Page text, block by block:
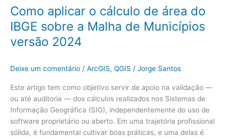
Como aplicar o cálculo de área do
IBGE sobre a Malha de Municípios
versão 2024
Deixe um comentário / ArcGIS, QGIS / Jorge Santos
Este artigo tem como objetivo servir de apoio na validação —
ou até auditoria — dos cálculos realizados nos Sistemas de
Informação Geográfica (SIG), independentemente do uso de
software proprietário ou aberto. Em uma trajetória profissional
sólida, é fundamental cultivar boas práticas, e uma delas é
de
Municípios
versão
2024